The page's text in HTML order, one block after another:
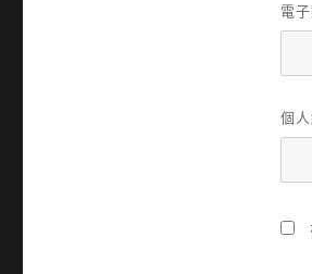
電
個